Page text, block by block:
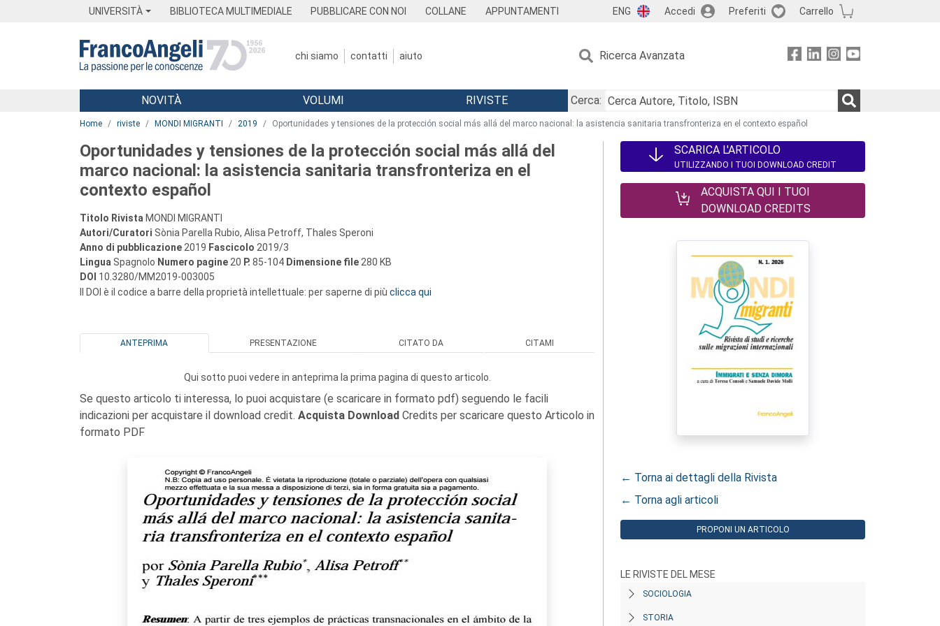
UNIVERSITÀ BIBLIOTECA MULTIMEDIALE PUBBLICARE CON NOI COLLANE APPUNTAMENTI ENG Accedi Preferiti Carrello
chi siamo contatti aiuto Ricerca Avanzata
Menu
NOVITÀ VOLUMI RIVISTE
Cerca:
Home riviste MONDI MIGRANTI 2019 Oportunidades y tensiones de la protección social más allá del marco nacional: la asistencia sanitaria transfronteriza en el contexto español
Oportunidades y tensiones de la protección social más allá del
marco nacional: la asistencia sanitaria transfronteriza en el
contexto español
Titolo Rivista MONDI MIGRANTI
Autori/Curatori Sònia Parella Rubio, Alisa Petroff, Thales Speroni
Anno di pubblicazione 2019 Fascicolo 2019/3
Lingua Spagnolo Numero pagine 20 P. 85-104 Dimensione file 280 KB
DOI 10.3280/MM2019-003005
Il DOI è il codice a barre della proprietà intellettuale: per saperne di più clicca qui
ANTEPRIMA PRESENTAZIONE CITATO DA CITAMI
Qui sotto puoi vedere in anteprima la prima pagina di questo articolo.
Se questo articolo ti interessa, lo puoi acquistare (e scaricare in formato pdf) seguendo le facili
indicazioni per acquistare il download credit. Acquista Download Credits per scaricare questo Articolo in
formato PDF
SCARICA L'ARTICOLO
UTILIZZANDO I TUOI DOWNLOAD CREDIT
ACQUISTA QUI I TUOI
DOWNLOAD CREDITS
← Torna ai dettagli della Rivista
← Torna agli articoli
PROPONI UN ARTICOLO
LE RIVISTE DEL MESE
SOCIOLOGIA
STORIA